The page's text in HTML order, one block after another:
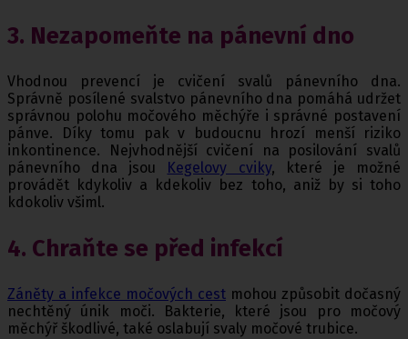
3. Nezapomeňte na pánevní dno
Vhodnou prevencí je cvičení svalů pánevního dna.
Správně posílené svalstvo pánevního dna pomáhá udržet
správnou polohu močového měchýře i správné postavení
pánve. Díky tomu pak v budoucnu hrozí menší riziko
inkontinence. Nejvhodnější cvičení na posilování svalů
pánevního dna jsou
Kegelovy cviky, které je možné
provádět kdykoliv a kdekoliv bez toho, aniž by si toho
kdokoliv všiml.
4. Chraňte se před infekcí
Záněty a infekce močových cest mohou způsobit dočasný
nechtěný únik moči. Bakterie, které jsou pro močový
měchýř škodlivé, také oslabují svaly močové trubice.